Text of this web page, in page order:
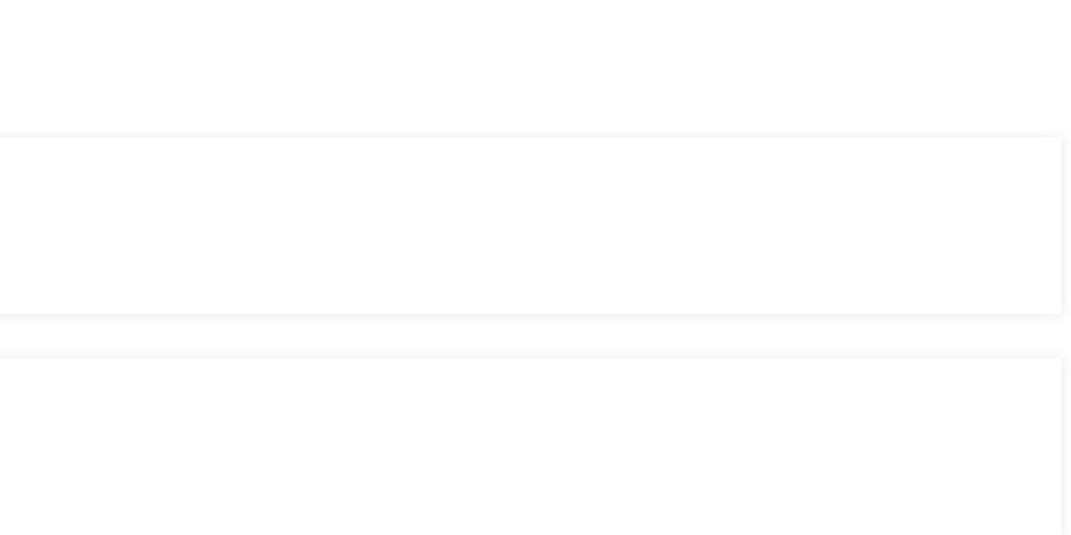
sans complications.
du marché.
des plateformes et des dApps.